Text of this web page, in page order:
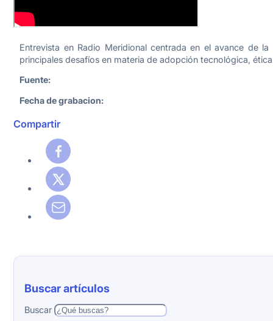
Entrevista en Radio Meridional centrada en el avance de
principales desafíos en materia de adopción tecnológica,
Fuente:
Fecha de grabacion:
Compartir
Buscar artículos
Buscar